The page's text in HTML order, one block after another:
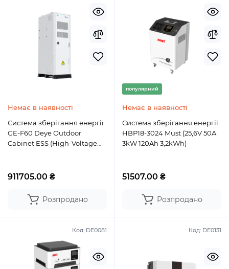
Немає в наявності
Система зберігання енергії
GE-F60 Deye Outdoor
Cabinet ESS (High-Voltage
911705.00 ₴
Розпродано
популярний
Немає в наявності
Система зберігання енергії
HBP18-3024 Must (25,6V 50A
3kW 120Ah 3,2kWh)
51507.00 ₴
Розпродано
Код: DE0081 Код: DE0131